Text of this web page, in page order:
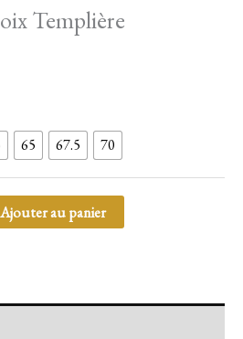
Templière
65 67.5 70
Ajouter au panier